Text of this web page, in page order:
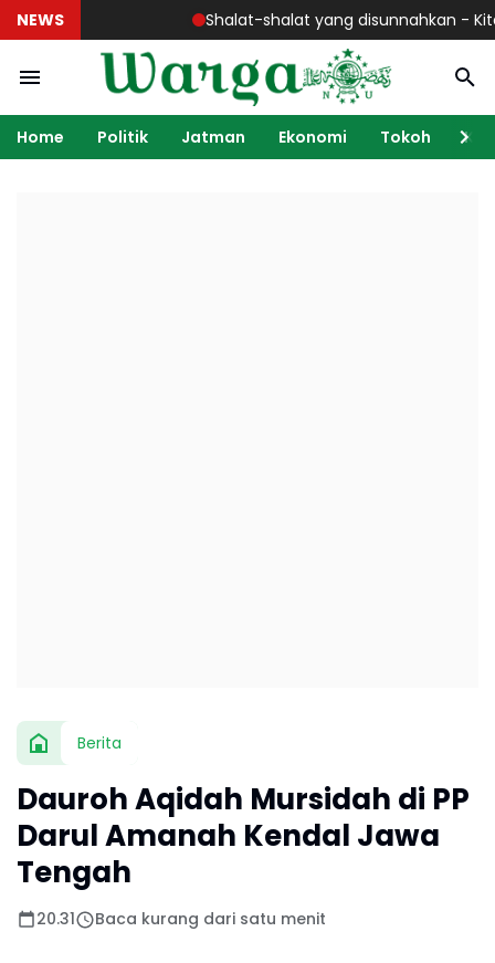
NEWS Shalat-shalat yang disunnahkan - Kitab
Home Politik Jatman Ekonomi Tokoh
Berita
Dauroh Aqidah Mursidah di PP
Darul Amanah Kendal Jawa
Tengah
20.31 Baca kurang dari satu menit